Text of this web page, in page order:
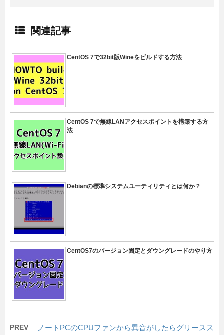
関連記事
CentOS 7で32bit版Wineをビルドする方法
CentOS 7で無線LANアクセスポイントを構築する方
法
Debianの標準システムユーティリティとは何か？
CentOS7のバージョン固定とダウングレードのやり方
PREV
ノートPCのCPUファンから異音がしたらグリースス